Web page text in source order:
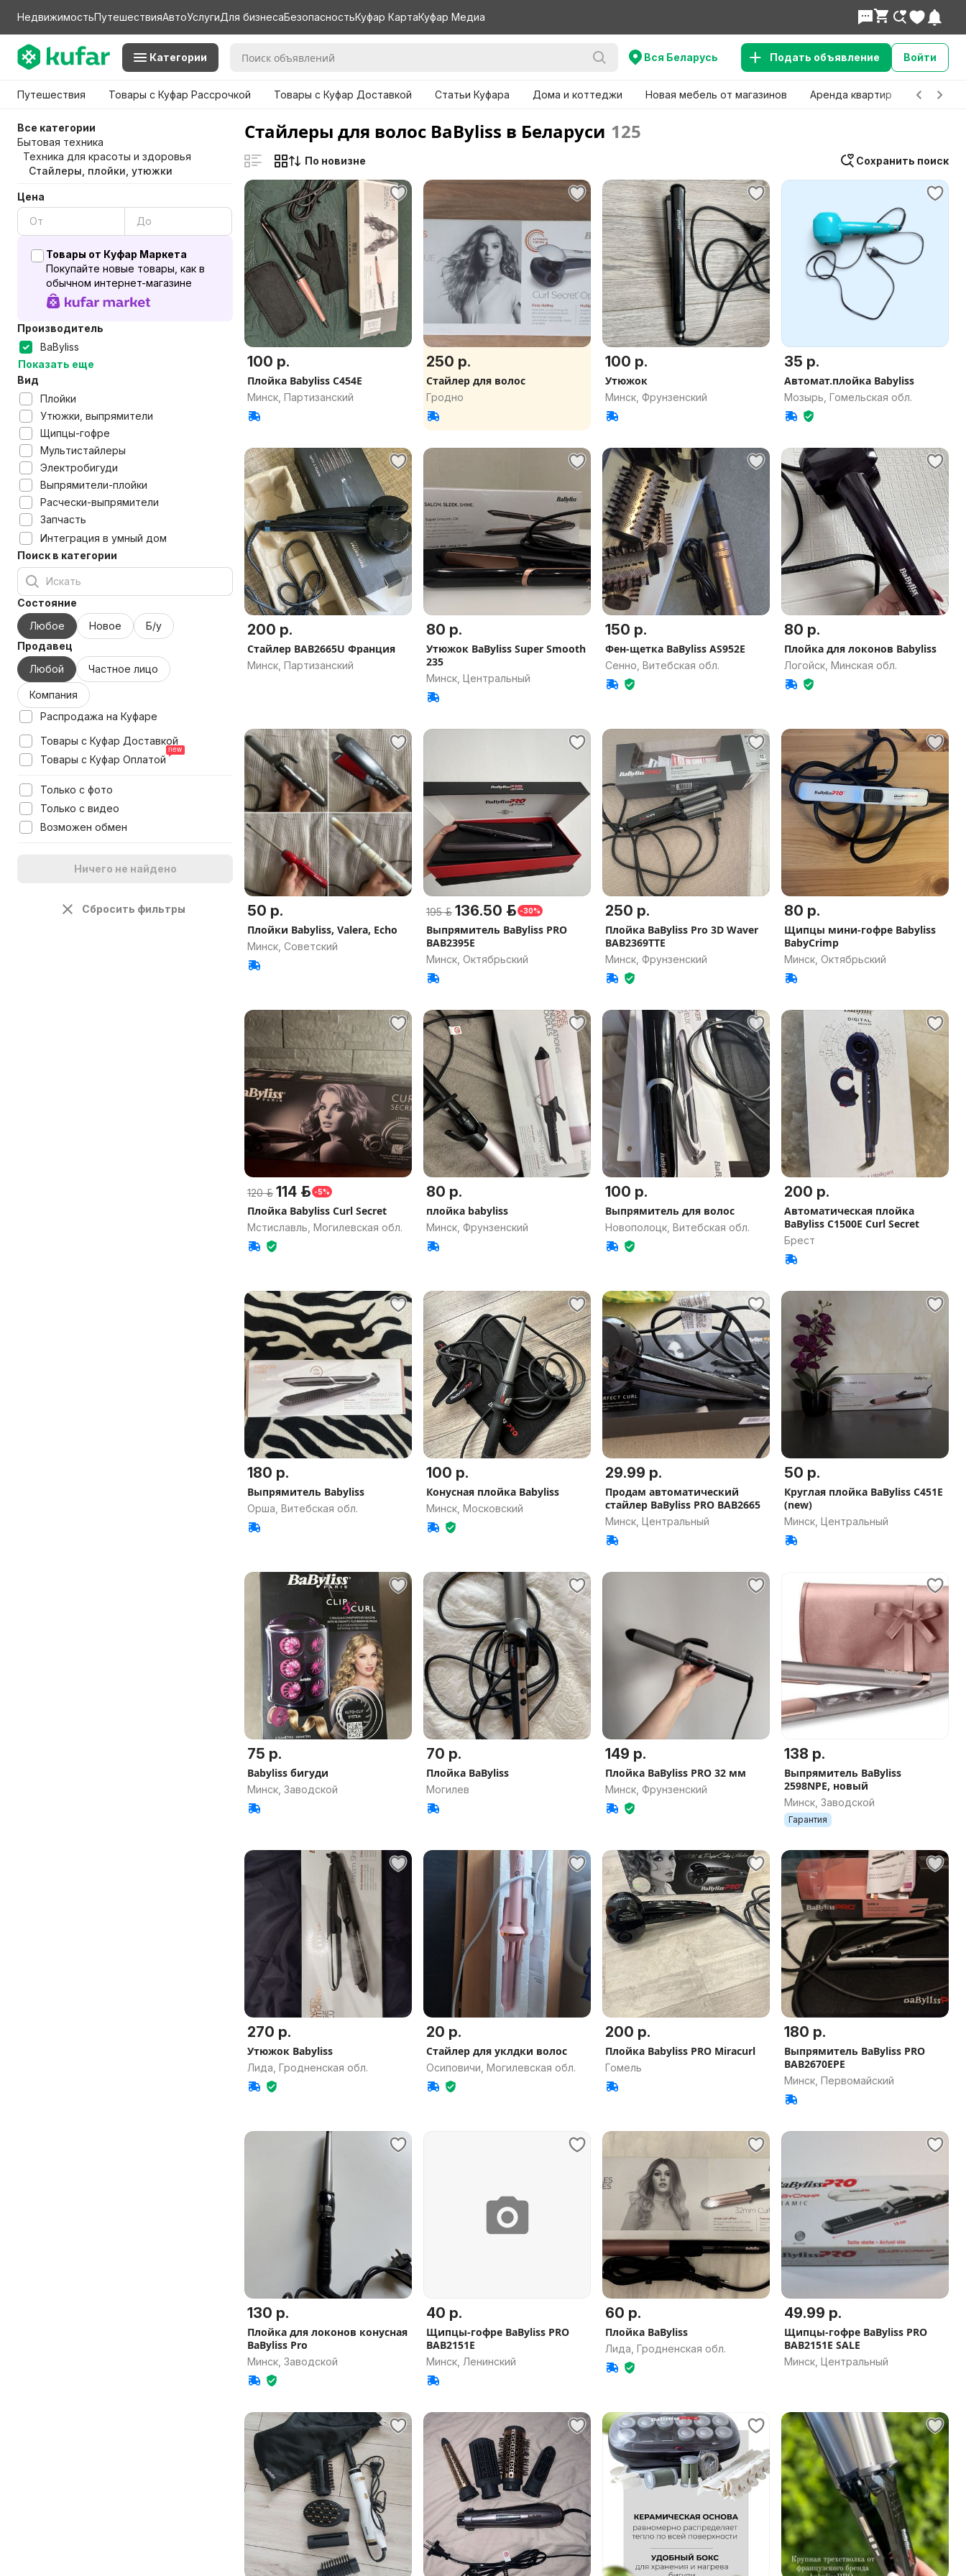
НедвижимостьПутешествияАвтоУслугиДля бизнесаБезопасностьКуфар КартаКуфар Медиа
Категории Вся Беларусь Подать объявление Войти
Путешествия Товары с Куфар Рассрочкой Товары с Куфар Доставкой Статьи Куфара Дома и коттеджи Новая мебель от магазинов Аренда квартир Детские
Все категории
Бытовая техника
Техника для красоты и здоровья
Стайлеры, плойки, утюжки
Цена
Товары от Куфар Маркета
Покупайте новые товары, как в
обычном интернет-магазине
Производитель
BaByliss
Показать еще
Вид
Плойки
Утюжки, выпрямители
Щипцы-гофре
Мультистайлеры
Электробигуди
Выпрямители-плойки
Расчески-выпрямители
Запчасть
Интеграция в умный дом
Поиск в категории
Состояние
Любое
Новое
Б/у
Продавец
Любой
Частное лицо
Компания
Распродажа на Куфаре
Товары с Куфар Доставкой
Товары с Куфар Оплатой
Только с фото
Только с видео
Возможен обмен
Ничего не найдено
Сбросить фильтры
Стайлеры для волос BaByliss в Беларуси 125
Сохранить поиск
По новизне
100 р.
Плойка Babyliss C454E
Минск, Партизанский
250 р.
Стайлер для волос
Гродно
100 р.
Утюжок
Минск, Фрунзенский
35 р.
Автомат.плойка Babyliss
Мозырь, Гомельская обл.
200 р.
Стайлер BAB2665U Франция
Минск, Партизанский
80 р.
Утюжок BaByliss Super Smooth
235
Минск, Центральный
150 р.
Фен-щетка BaByliss AS952E
Сенно, Витебская обл.
80 р.
Плойка для локонов Babyliss
Логойск, Минская обл.
50 р.
Плойки Babyliss, Valera, Echo
Минск, Советский
195 р. 136.50 р. -30%
Выпрямитель BaByliss PRO
BAB2395E
Минск, Октябрьский
250 р.
Плойка BaByliss Pro 3D Waver
BAB2369TTE
Минск, Фрунзенский
80 р.
Щипцы мини-гофре Babyliss
BabyCrimp
Минск, Октябрьский
120 р. 114 р. -5%
Плойка Babyliss Curl Secret
Мстиславль, Могилевская обл.
80 р.
плойка babyliss
Минск, Фрунзенский
100 р.
Выпрямитель для волос
Новополоцк, Витебская обл.
200 р.
Автоматическая плойка
BaByliss C1500E Curl Secret
Брест
180 р.
Выпрямитель Babyliss
Орша, Витебская обл.
100 р.
Конусная плойка Babyliss
Минск, Московский
29.99 р.
Продам автоматический
стайлер BaByliss PRO BAB2665
Минск, Центральный
50 р.
Круглая плойка BaByliss C451E
(new)
Минск, Центральный
75 р.
Babyliss бигуди
Минск, Заводской
70 р.
Плойка BaByliss
Могилев
149 р.
Плойка BaByliss PRO 32 мм
Минск, Фрунзенский
138 р.
Выпрямитель BaByliss
2598NPE, новый
Минск, Заводской
Гарантия
270 р.
Утюжок Babyliss
Лида, Гродненская обл.
20 р.
Стайлер для уклдки волос
Осиповичи, Могилевская обл.
200 р.
Плойка Babyliss PRO Miracurl
Гомель
180 р.
Выпрямитель BaByliss PRO
BAB2670EPE
Минск, Первомайский
130 р.
Плойка для локонов конусная
BaByliss Pro
Минск, Заводской
40 р.
Щипцы-гофре BaByliss PRO
BAB2151E
Минск, Ленинский
60 р.
Плойка BaByliss
Лида, Гродненская обл.
49.99 р.
Щипцы-гофре BaByliss PRO
BAB2151E SALE
Минск, Центральный